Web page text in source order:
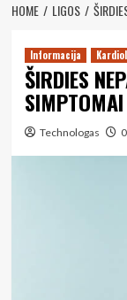
HOME LIGOS
Informacija
ŠIRDIES
SIMPTOMAI
Technologas